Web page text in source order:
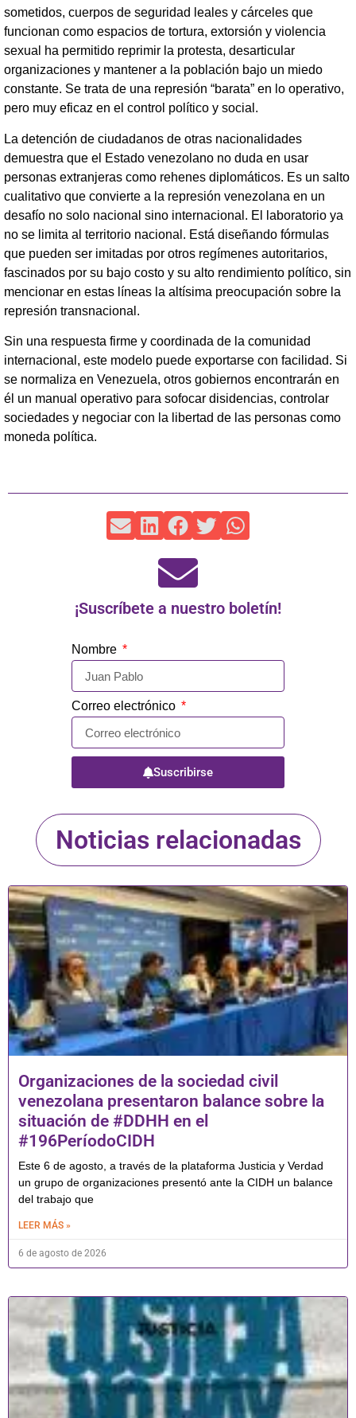
sometidos, cuerpos de seguridad leales y cárceles que
funcionan como espacios de tortura, extorsión y violencia
sexual ha permitido reprimir la protesta, desarticular
organizaciones y mantener a la población bajo un miedo
constante. Se trata de una represión “barata” en lo operativo,
pero muy eficaz en el control político y social.
La detención de ciudadanos de otras nacionalidades
demuestra que el Estado venezolano no duda en usar
personas extranjeras como rehenes diplomáticos. Es un salto
cualitativo que convierte a la represión venezolana en un
desafío no solo nacional sino internacional. El laboratorio ya
no se limita al territorio nacional. Está diseñando fórmulas
que pueden ser imitadas por otros regímenes autoritarios,
fascinados por su bajo costo y su alto rendimiento político, sin
mencionar en estas líneas la altísima preocupación sobre la
represión transnacional.
Sin una respuesta firme y coordinada de la comunidad
internacional, este modelo puede exportarse con facilidad. Si
se normaliza en Venezuela, otros gobiernos encontrarán en
él un manual operativo para sofocar disidencias, controlar
sociedades y negociar con la libertad de las personas como
moneda política.
¡Suscríbete a nuestro boletín!
Nombre
Correo electrónico
Suscribirse
Noticias relacionadas
Organizaciones de la sociedad civil
venezolana presentaron balance sobre la
situación de #DDHH en el
#196PeríodoCIDH
Este 6 de agosto, a través de la plataforma Justicia y Verdad
un grupo de organizaciones presentó ante la CIDH un balance
del trabajo que
LEER MÁS »
6 de agosto de 2026